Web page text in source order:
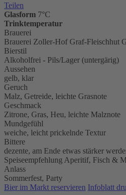
Teilen
Glasform 7°C
Trinktemperatur
Brauerei
Brauerei Zoller-Hof Graf-Fleischhut
Bierstil
Alkoholfrei - Pils/Lager (untergärig)
Aussehen
gelb, klar
Geruch
Malz, Getreide, leichte Grasnote
Geschmack
Zitrone, Gras, Heu, leichte Malznote
Mundgefühl
weiche, leicht prickelnde Textur
Bittere
dezente, am Ende etwas stärker
Speiseempfehlung Aperitif, Fisch &
Anlass
Sommerfest, Party
Bier im Markt reservieren Infoblatt